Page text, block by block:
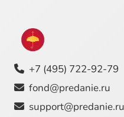
+7 (495) 722-92-79
fond@predanie.ru
support@predanie.ru